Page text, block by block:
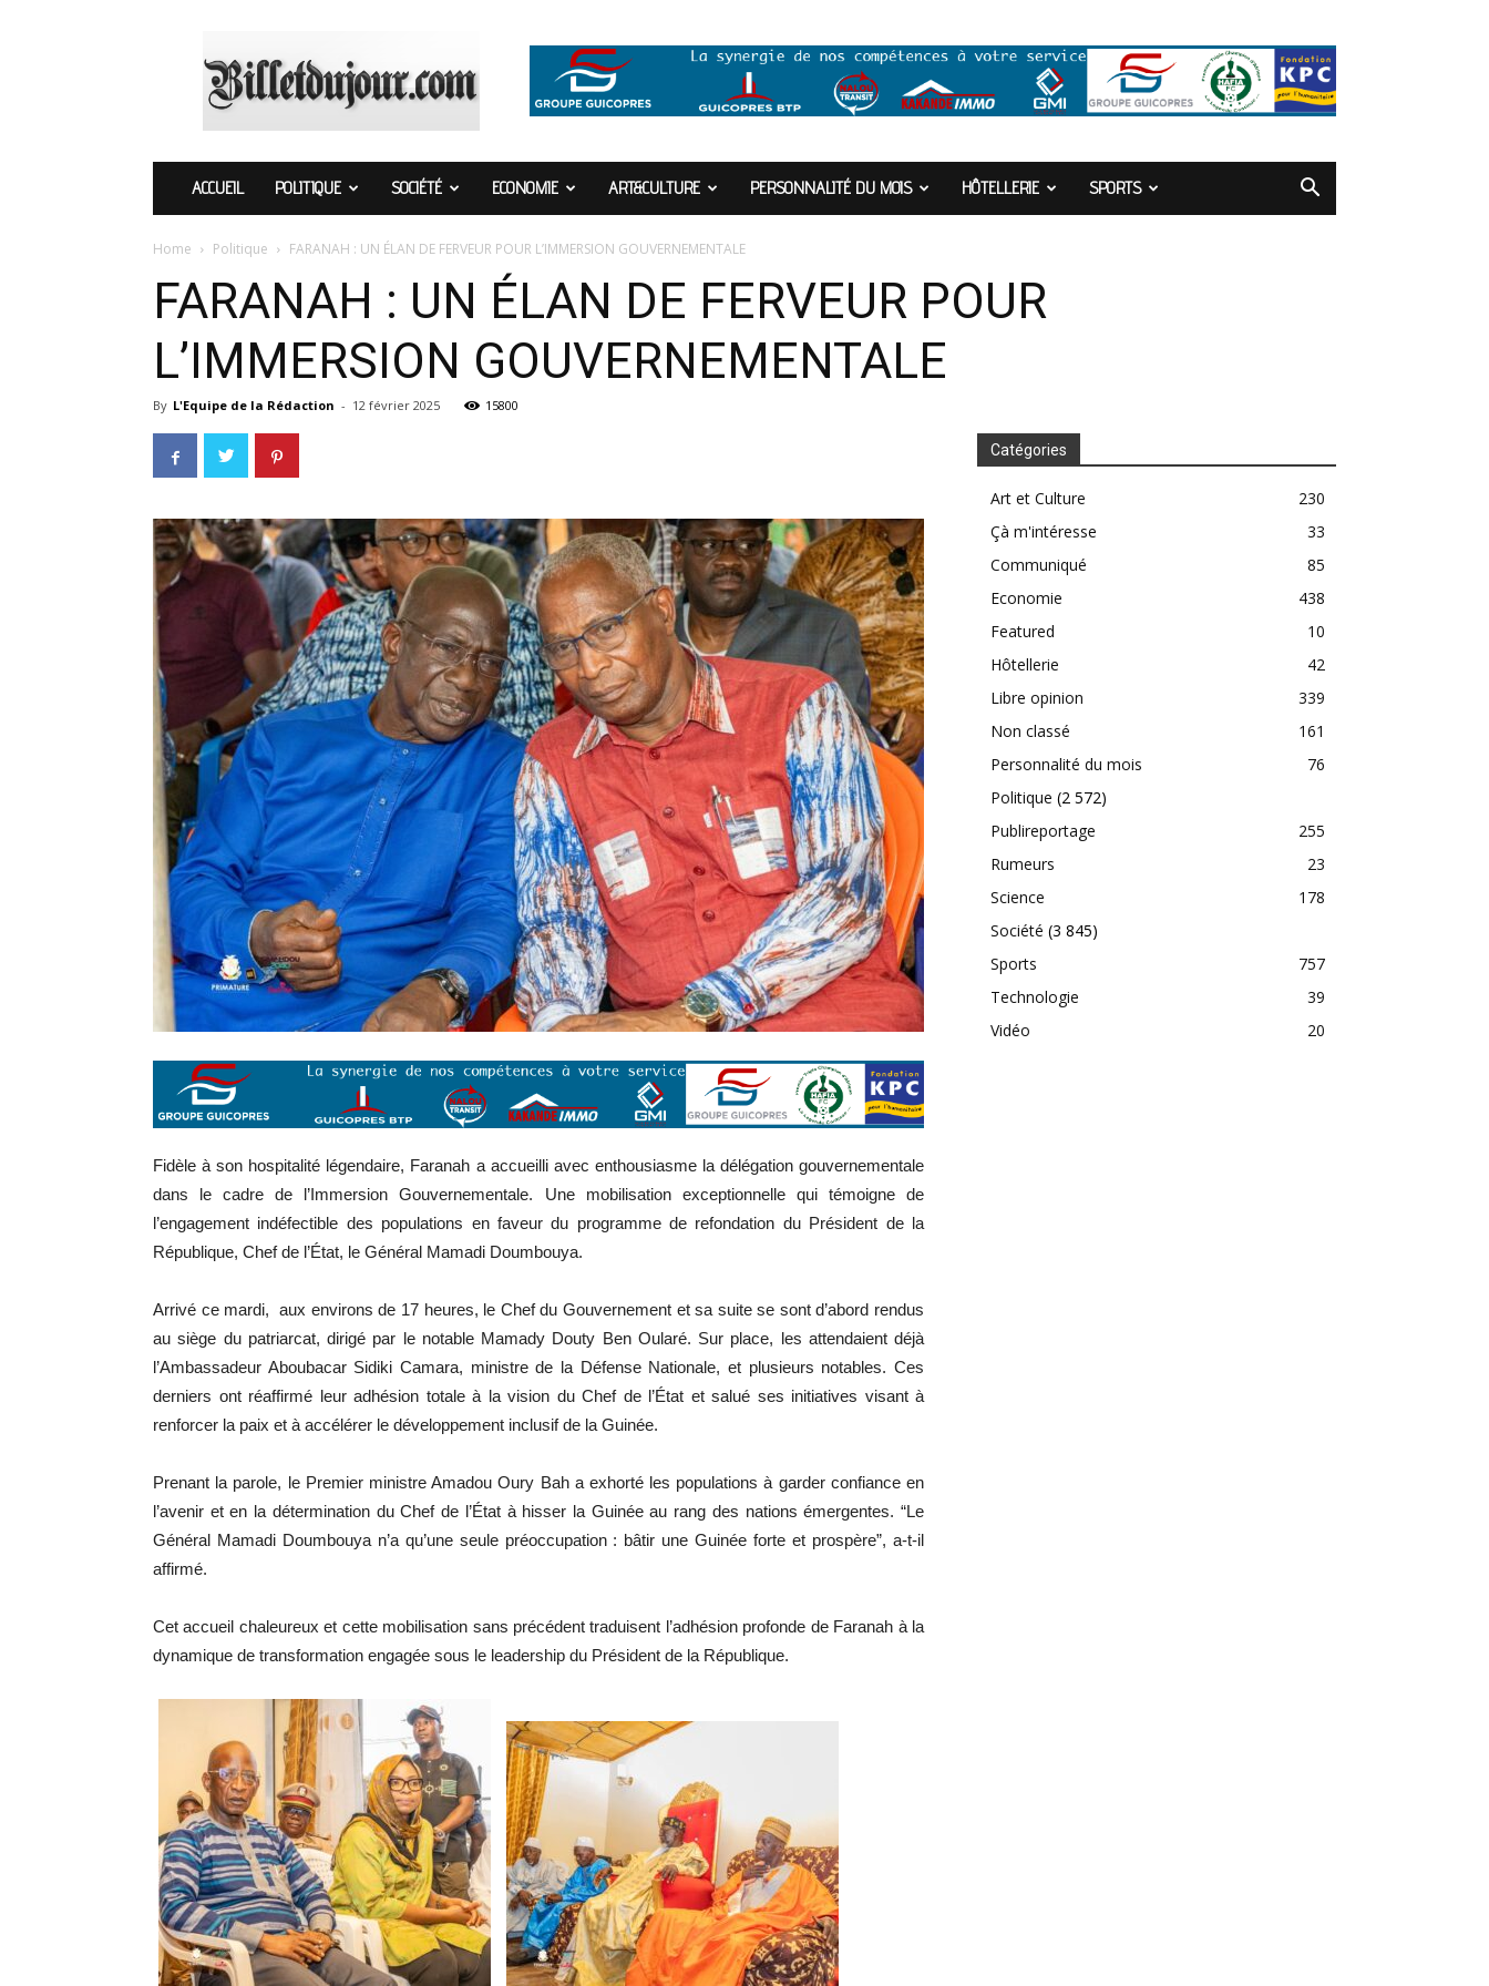
ACCUEIL POLITIQUE SOCIÉTÉ ECONOMIE ART&CULTURE PERSONNALITÉ DU MOIS HÔTELLERIE SPORTS
Home Politique FARANAH : UN ÉLAN DE FERVEUR POUR L’IMMERSION GOUVERNEMENTALE
FARANAH : UN ÉLAN DE FERVEUR POUR
L’IMMERSION GOUVERNEMENTALE
By L'Equipe de la Rédaction - 12 février 2025 15800
Fidèle à son hospitalité légendaire, Faranah a accueilli avec enthousiasme la délégation gouvernementale
dans le cadre de l’Immersion Gouvernementale. Une mobilisation exceptionnelle qui témoigne de
l’engagement indéfectible des populations en faveur du programme de refondation du Président de la
République, Chef de l’État, le Général Mamadi Doumbouya.
Arrivé ce mardi, aux environs de 17 heures, le Chef du Gouvernement et sa suite se sont d’abord rendus
au siège du patriarcat, dirigé par le notable Mamady Douty Ben Oularé. Sur place, les attendaient déjà
l’Ambassadeur Aboubacar Sidiki Camara, ministre de la Défense Nationale, et plusieurs notables. Ces
derniers ont réaffirmé leur adhésion totale à la vision du Chef de l’État et salué ses initiatives visant à
renforcer la paix et à accélérer le développement inclusif de la Guinée.
Prenant la parole, le Premier ministre Amadou Oury Bah a exhorté les populations à garder confiance en
l’avenir et en la détermination du Chef de l’État à hisser la Guinée au rang des nations émergentes. “Le
Général Mamadi Doumbouya n’a qu’une seule préoccupation : bâtir une Guinée forte et prospère”, a-t-il
affirmé.
Cet accueil chaleureux et cette mobilisation sans précédent traduisent l’adhésion profonde de Faranah à la
dynamique de transformation engagée sous le leadership du Président de la République.
Catégories
Art et Culture
230
Çà m'intéresse
33
Communiqué
85
Economie
438
Featured
10
Hôtellerie
42
Libre opinion
339
Non classé
161
Personnalité du mois
76
Politique (2 572)
Publireportage
255
Rumeurs
23
Science
178
Société (3 845)
Sports
757
Technologie
39
Vidéo
20